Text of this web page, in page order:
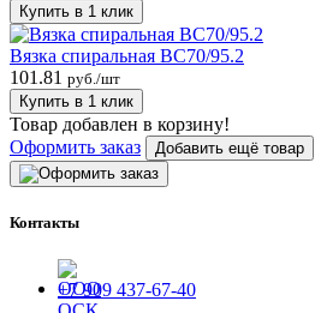
Купить в 1 клик
Вязка спиральная ВС70/95.2
101.81 руб./шт
Купить в 1 клик
Товар добавлен в корзину!
Оформить заказ
Добавить ещё товар
Контакты
+7 909 437-67-40